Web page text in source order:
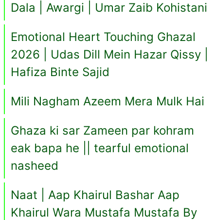
Dala | Awargi | Umar Zaib Kohistani
Emotional Heart Touching Ghazal
2026 | Udas Dill Mein Hazar Qissy |
Hafiza Binte Sajid
Mili Nagham Azeem Mera Mulk Hai
Ghaza ki sar Zameen par kohram
eak bapa he || tearful emotional
nasheed
Naat | Aap Khairul Bashar Aap
Khairul Wara Mustafa Mustafa By